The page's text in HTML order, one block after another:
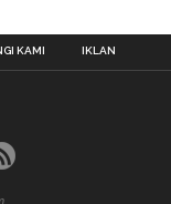
KAMI IKLAN